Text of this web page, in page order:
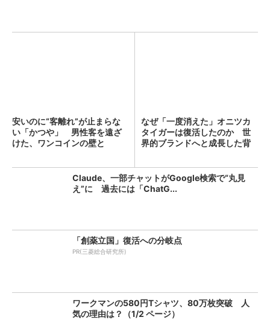
安いのに“客離れ”が止まらな
い「かつや」 男性客を遠ざ
けた、ワンコインの壁と
なぜ「一度消えた」オニツカ
タイガーは復活したのか 世
界的ブランドへと成長した背
Claude、一部チャットがGoogle検索で“丸見
え”に 過去には「ChatG...
「創薬立国」復活への分岐点
PR(三菱総合研究所)
ワークマンの580円Tシャツ、80万枚突破 人
気の理由は？（1/2 ページ）